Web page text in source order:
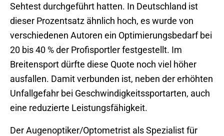
Sehtest durchgeführt hatten. In Deutschland ist
dieser Prozentsatz ähnlich hoch, es wurde von
verschiedenen Autoren ein Optimierungsbedarf bei
20 bis 40 % der Profisportler festgestellt. Im
Breitensport dürfte diese Quote noch viel höher
ausfallen. Damit verbunden ist, neben der erhöhten
Unfallgefahr bei Geschwindigkeitssportarten, auch
eine reduzierte Leistungsfähigkeit.
Der Augenoptiker/Optometrist als Spezialist für